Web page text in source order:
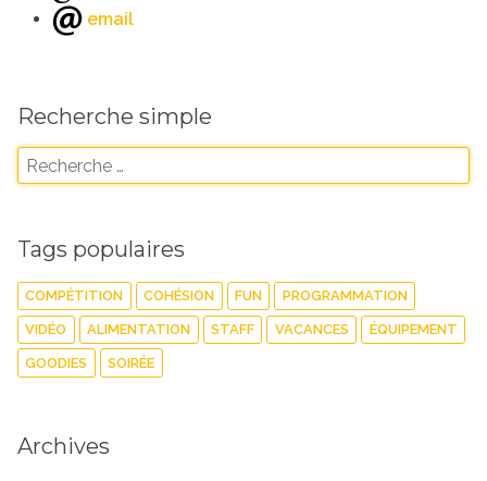
email
Recherche simple
Tags populaires
COMPÉTITION COHÉSION FUN PROGRAMMATION
VIDÉO ALIMENTATION STAFF VACANCES ÉQUIPEMENT
GOODIES SOIRÉE
Archives